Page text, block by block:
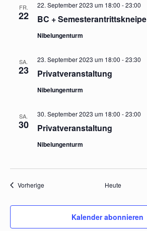
FR.
22 BC + Semesterantrittskneipe
22. September 2023 um 18:00 -23:00
Nibelungenturm
SA.
23 Privatveranstaltung
23. September 2023 um 18:00 -23:30
Nibelungenturm
SA.
30 Privatveranstaltung
30. September 2023 um 18:00 -23:00
Nibelungenturm
VorherigeVeranstaltungen Heute
Kalender abonnieren